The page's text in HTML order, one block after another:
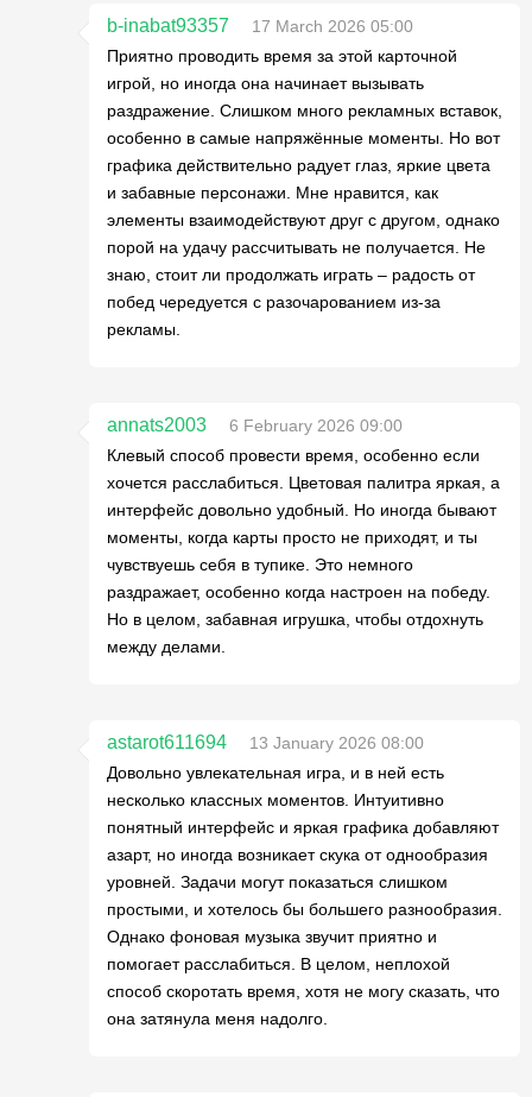
b-inabat93357
17 March 2026 05:00
Приятно проводить время за этой карточной
игрой, но иногда она начинает вызывать
раздражение. Слишком много рекламных вставок,
особенно в самые напряжённые моменты. Но вот
графика действительно радует глаз, яркие цвета
и забавные персонажи. Мне нравится, как
элементы взаимодействуют друг с другом, однако
порой на удачу рассчитывать не получается. Не
знаю, стоит ли продолжать играть – радость от
побед чередуется с разочарованием из-за
рекламы.
annats2003
6 February 2026 09:00
Клевый способ провести время, особенно если
хочется расслабиться. Цветовая палитра яркая, а
интерфейс довольно удобный. Но иногда бывают
моменты, когда карты просто не приходят, и ты
чувствуешь себя в тупике. Это немного
раздражает, особенно когда настроен на победу.
Но в целом, забавная игрушка, чтобы отдохнуть
между делами.
astarot611694
13 January 2026 08:00
Довольно увлекательная игра, и в ней есть
несколько классных моментов. Интуитивно
понятный интерфейс и яркая графика добавляют
азарт, но иногда возникает скука от однообразия
уровней. Задачи могут показаться слишком
простыми, и хотелось бы большего разнообразия.
Однако фоновая музыка звучит приятно и
помогает расслабиться. В целом, неплохой
способ скоротать время, хотя не могу сказать, что
она затянула меня надолго.